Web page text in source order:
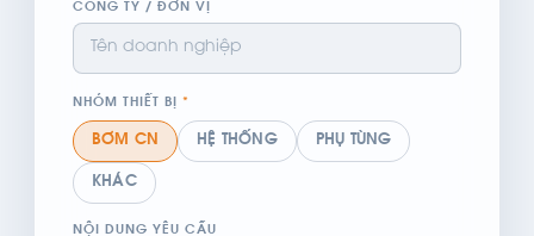
CÔNG TY / ĐƠN VỊ
NHÓM THIẾT BỊ *
BƠM CN HỆ THỐNG PHỤ TÙNG
KHÁC
NỘI DUNG YÊU CẦU